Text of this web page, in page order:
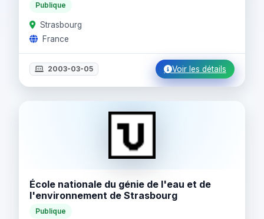
Publique
Strasbourg
France
2003-03-05 Voir les détails
École nationale du génie de l'eau et de
l'environnement de Strasbourg
Publique